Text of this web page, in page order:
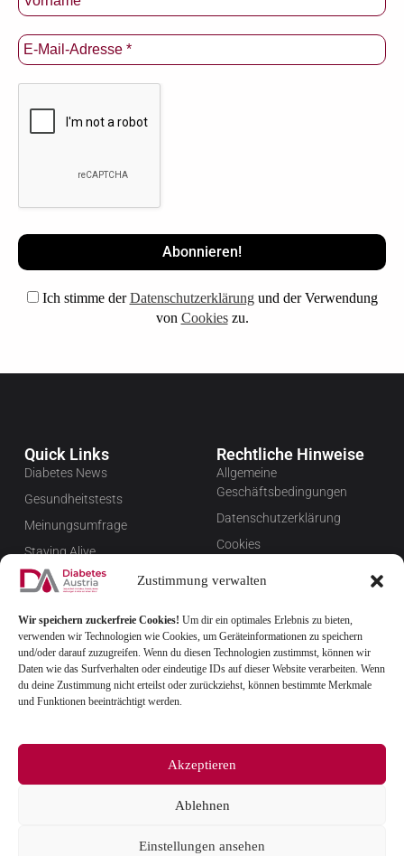
Zustimmung verwalten
Wir speichern zuckerfreie Cookies! Um dir ein optimales Erlebnis zu bieten,
verwenden wir Technologien wie Cookies, um Geräteinformationen zu speichern
und/oder darauf zuzugreifen. Wenn du diesen Technologien zustimmst, können wir
Daten wie das Surfverhalten oder eindeutige IDs auf dieser Website verarbeiten. Wenn
du deine Zustimmung nicht erteilst oder zurückziehst, können bestimmte Merkmale
und Funktionen beeinträchtigt werden.
Akzeptieren
Ablehnen
Einstellungen ansehen
Ich stimme derDatenschutzerklärungund der Verwendung
von Cookieszu.
Quick Links
Diabetes News
Gesundheitstests
Meinungsumfrage
Staying Alive
Favoriten
Rechtliche Hinweise
Allgemeine
Geschäftsbedingungen
Datenschutzerklärung
Cookies
Newsletter verwalten
FAQ